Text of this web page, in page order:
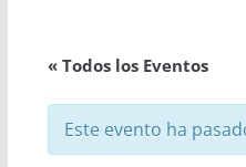
« Todos los Eventos
Este evento ha